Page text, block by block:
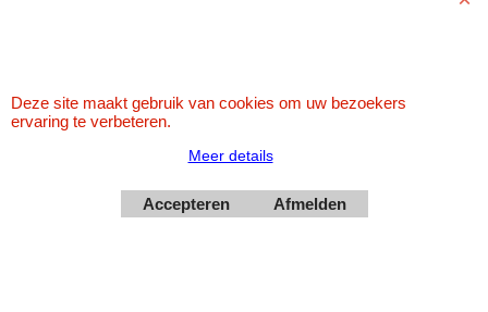
Webwinkel gemaakt met
ShopFactory webwinkel
Deze site maakt gebruik van cookies om uw bezoekers
ervaring te verbeteren.
Meer details
Accepteren Afmelden